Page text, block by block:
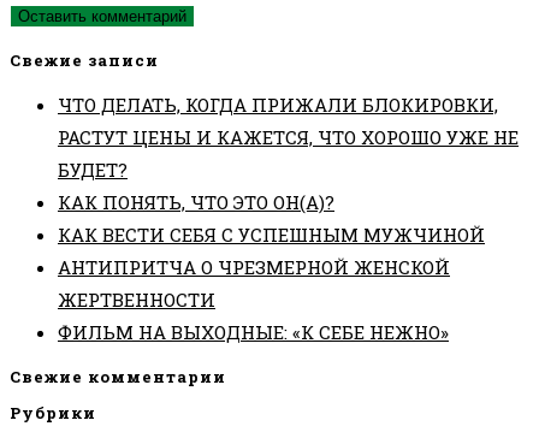
Свежие записи
ЧТО ДЕЛАТЬ, КОГДА ПРИЖАЛИ БЛОКИРОВКИ,
РАСТУТ ЦЕНЫ И КАЖЕТСЯ, ЧТО ХОРОШО УЖЕ НЕ
БУДЕТ?
КАК ПОНЯТЬ, ЧТО ЭТО ОН(А)?
КАК ВЕСТИ СЕБЯ С УСПЕШНЫМ МУЖЧИНОЙ
АНТИПРИТЧА О ЧРЕЗМЕРНОЙ ЖЕНСКОЙ
ЖЕРТВЕННОСТИ
ФИЛЬМ НА ВЫХОДНЫЕ: «К СЕБЕ НЕЖНО»
Свежие комментарии
Рубрики